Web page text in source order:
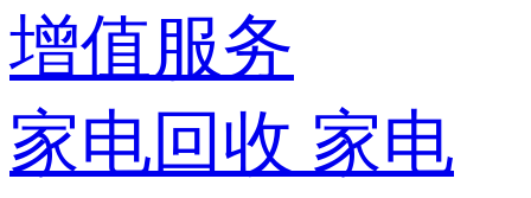
增值服务
家电回收 家电